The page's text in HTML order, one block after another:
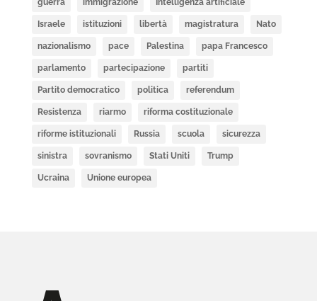
guerra immigrazione Intelligenza artificiale
Israele istituzioni libertà magistratura Nato
nazionalismo pace Palestina papa Francesco
parlamento partecipazione partiti
Partito democratico politica referendum
Resistenza riarmo riforma costituzionale
riforme istituzionali Russia scuola sicurezza
sinistra sovranismo Stati Uniti Trump
Ucraina Unione europea